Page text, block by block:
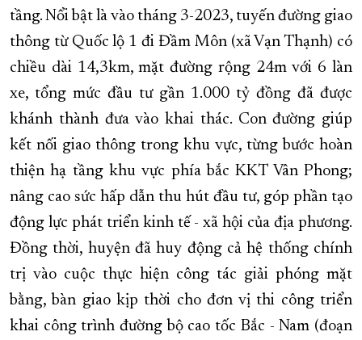
tầng. Nổi bật là vào tháng 3-2023, tuyến đường giao
thông từ Quốc lộ 1 đi Đầm Môn (xã Vạn Thạnh) có
chiều dài 14,3km, mặt đường rộng 24m với 6 làn
xe, tổng mức đầu tư gần 1.000 tỷ đồng đã được
khánh thành đưa vào khai thác. Con đường giúp
kết nối giao thông trong khu vực, từng bước hoàn
thiện hạ tầng khu vực phía bắc KKT Vân Phong;
nâng cao sức hấp dẫn thu hút đầu tư, góp phần tạo
động lực phát triển kinh tế - xã hội của địa phương.
Đồng thời, huyện đã huy động cả hệ thống chính
trị vào cuộc thực hiện công tác giải phóng mặt
bằng, bàn giao kịp thời cho đơn vị thi công triển
khai công trình đường bộ cao tốc Bắc - Nam (đoạn